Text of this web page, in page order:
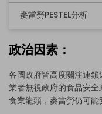
此
你也可以從下方
麥當勞PESTEL分析
政治因素：
各國政府皆高度關注連
業者無視政府的食品安
食業龍頭，麥當勞仍可能